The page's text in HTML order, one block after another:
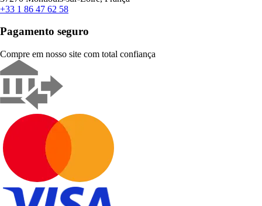
+33 1 86 47 62 58
Pagamento seguro
Compre em nosso site com total confiança